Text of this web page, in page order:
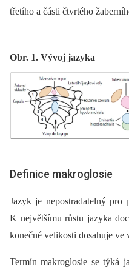
třetího a části čtvrtého
Obr. 1. Vývoj jazyka
Definice makroglosie
Jazyk je nepostradatelný
K největšímu růstu jazyka
konečné velikosti dosahuje ve
Termín makroglosie se týká